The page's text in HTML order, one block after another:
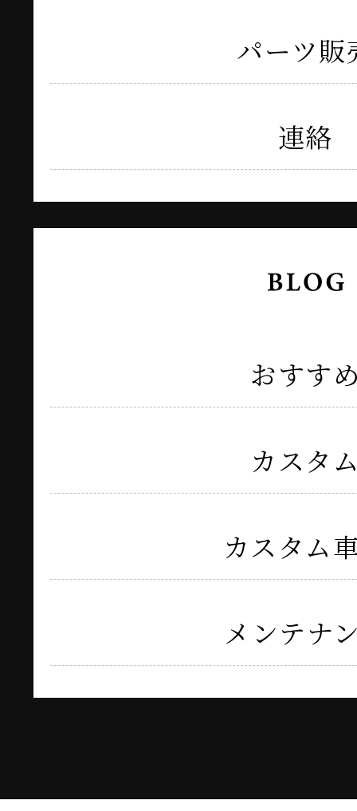
パーツ販
連絡
おすす
カスタ
カスタム
メンテナ